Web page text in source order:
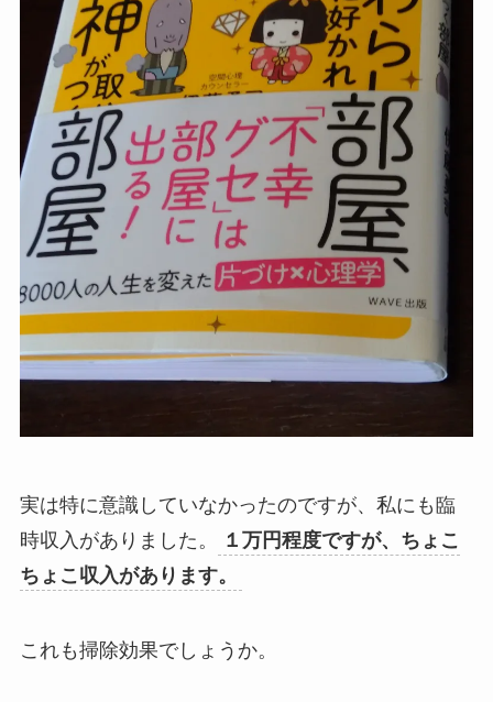
実は特に意識していなかったのですが、私にも臨
時収入がありました。
１万円程度ですが、ちょこ
ちょこ収入があります。
これも掃除効果でしょうか。